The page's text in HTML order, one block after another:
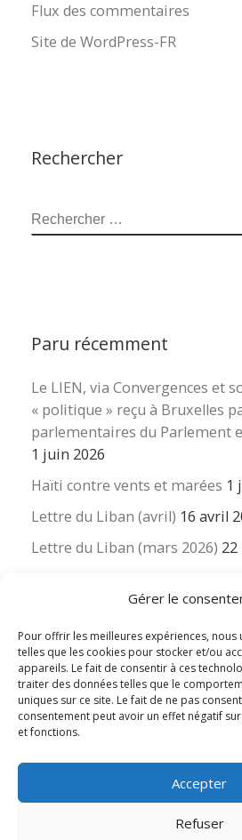
Gérer le
Pour offrir les meilleures expériences,
telles que les cookies pour stocker et/ou
appareils. Le fait de consentir à ces
traiter des données telles que le
uniques sur ce site. Le fait de ne pas
consentement peut avoir un effet négatif
et fonctions.
Accepter
Refuser
Flux des commentaires
Site de WordPress-FR
Rechercher
RECHERCHER
Paru récemment
Le LIEN, via Convergences et
« politique » reçu à Bruxelles
parlementaires du Parlement
1 juin 2026
Haïti contre vents et marées 1
Lettre du Liban (avril) 16 avril
Lettre du Liban (mars 2026)
La revue « Educateur »
nouvelle et ses liens avec la
16 mars 2026
© 2026
droits réservés